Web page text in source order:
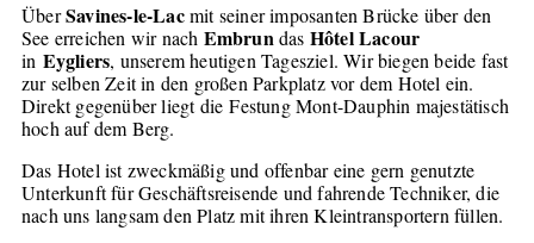
ÜberSavines-le-Lacmit seiner imposanten Brücke über den
See erreichen wir nach Embrundas Hôtel Lacour
in Eygliers, unserem heutigen Tagesziel. Wir biegen beide fast
zur selben Zeit in den großen Parkplatz vor dem Hotel ein.
Direkt gegenüber liegt die Festung Mont-Dauphin majestätisch
hoch auf dem Berg.
Das Hotel ist zweckmäßig und offenbar eine gern genutzte
Unterkunft für Geschäftsreisende und fahrende Techniker, die
nach uns langsam den Platz mit ihren Kleintransportern füllen.